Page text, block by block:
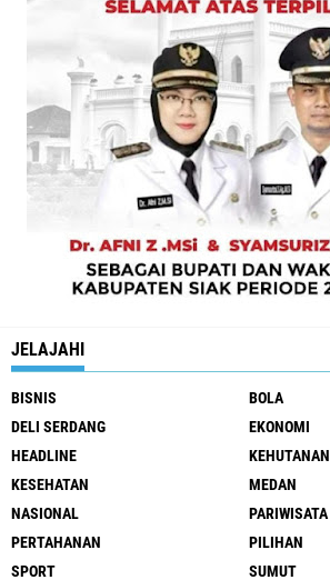
JELAJAHI
BISNIS
BOLA
DELI SERDANG
EKONOMI
HEADLINE
KEHUTANAN
KESEHATAN
MEDAN
NASIONAL
PARIWISATA
PERTAHANAN
PILIHAN
SPORT
SUMUT